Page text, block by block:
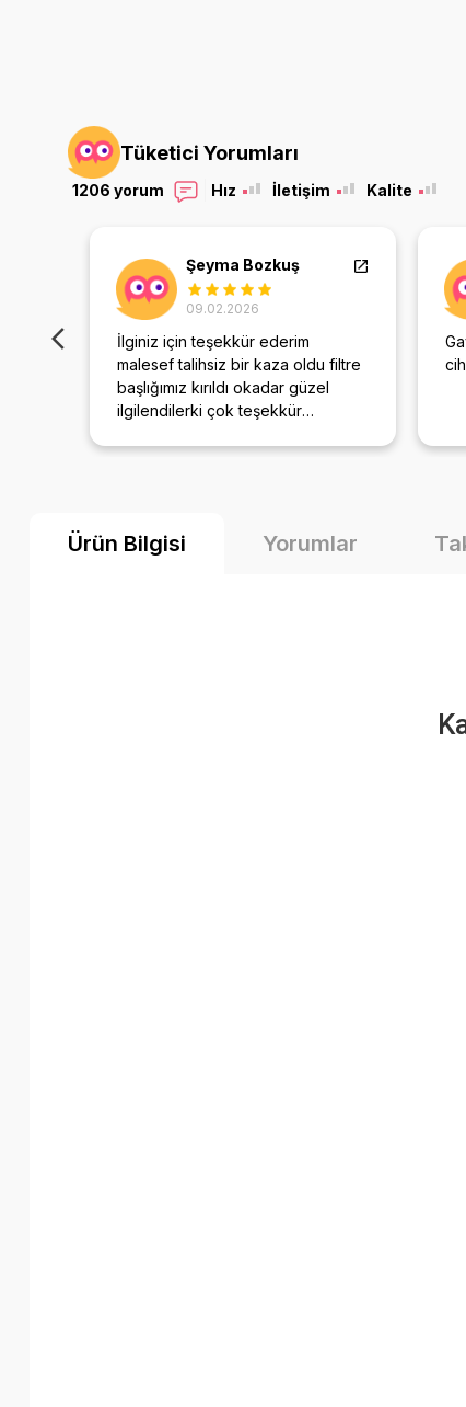
Tüketici Yorumları
1206 yorum Hız İletişim Kalite
Şeyma Bozkuş
09.02.2026
İlginiz için teşekkür ederim
malesef talihsiz bir kaza oldu filtre
başlığımız kırıldı okadar güzel
ilgilendilerki çok teşekkür
diyecek laf yok 🤩
Ürün Bilgisi Yorumlar